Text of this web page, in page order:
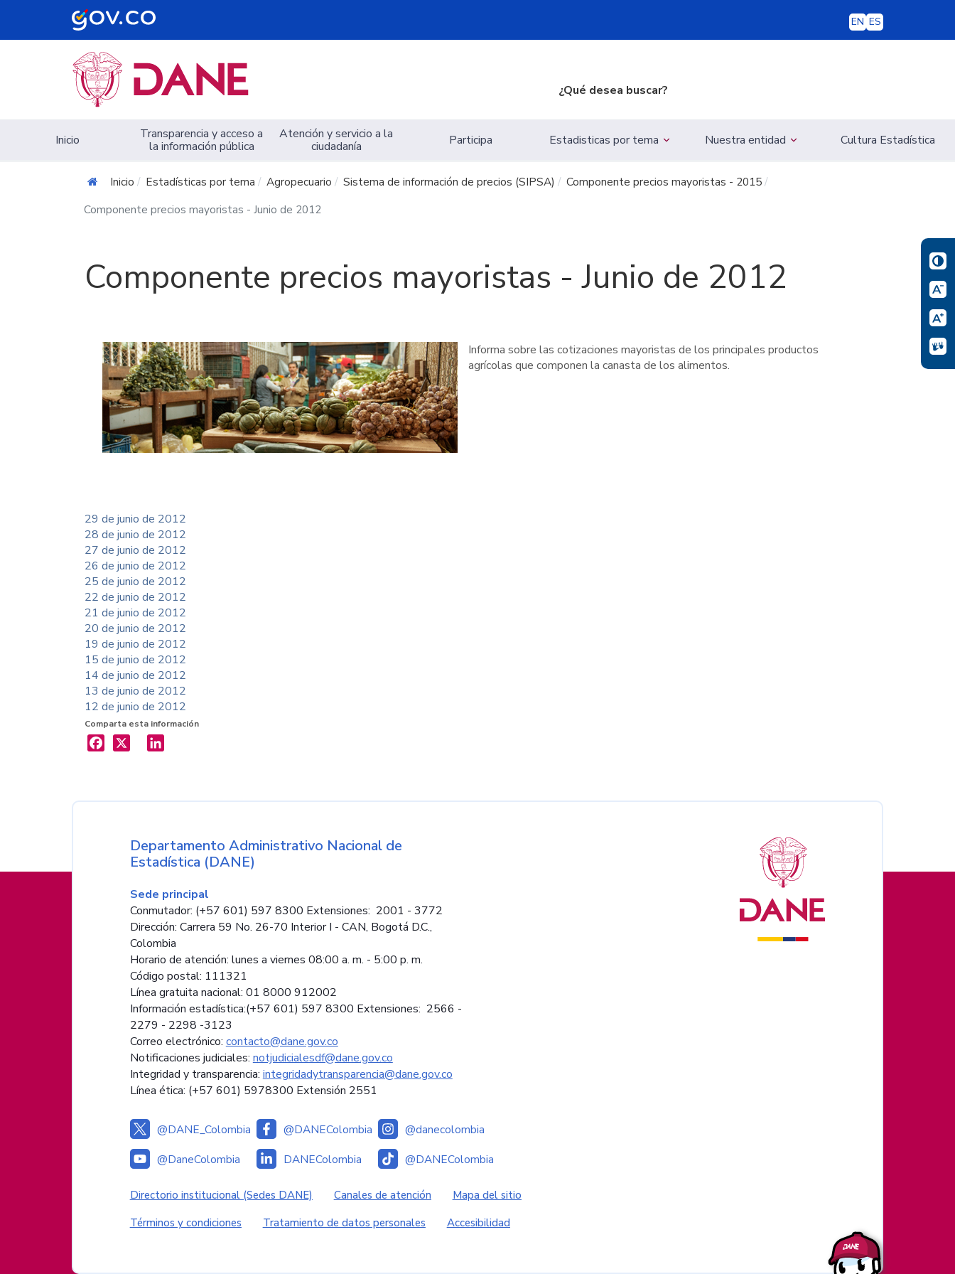
EN ES
¿Qué desea buscar?
Inicio
Transparencia y acceso a
la información pública
Atención y servicio a la
ciudadanía
Participa Estadisticas por tema Nuestra entidad Cultura Estadística
Inicio Estadísticas por tema Agropecuario Sistema de información de precios (SIPSA)
Componente precios mayoristas - 2015
Componente precios mayoristas - Junio de 2012
Componente precios mayoristas - Junio de 2012
Informa sobre las cotizaciones mayoristas de los principales productos
agrícolas que componen la canasta de los alimentos.
29 de junio de 2012
28 de junio de 2012
27 de junio de 2012
26 de junio de 2012
25 de junio de 2012
22 de junio de 2012
21 de junio de 2012
20 de junio de 2012
19 de junio de 2012
15 de junio de 2012
14 de junio de 2012
13 de junio de 2012
12 de junio de 2012
Comparta esta información
X LinkedIn
Información de pie de página
Nombre de la entidad
Departamento Administrativo Nacional de
Estadística (DANE)
Sede principal
Conmutador: (+57 601) 597 8300 Extensiones: 2001 - 3772
Dirección: Carrera 59 No. 26-70 Interior I - CAN, Bogotá D.C.,
Colombia
Horario de atención: lunes a viernes 08:00 a. m. - 5:00 p. m.
Código postal: 111321
Línea gratuita nacional: 01 8000 912002
Información estadística:(+57 601) 597 8300 Extensiones: 2566 -
2279 - 2298 -3123
Correo electrónico: contacto@dane.gov.co
Notificaciones judiciales: notjudicialesdf@dane.gov.co
Integridad y transparencia: integridadytransparencia@dane.gov.co
Línea ética: (+57 601) 5978300 Extensión 2551
@DANE_Colombia @DANEColombia
@danecolombia
@DaneColombia
DANEColombia @DANEColombia
Enlaces institucionales
Directorio institucional (Sedes DANE) Canales de atención Mapa del sitio
Enlaces del sitio
Términos y condiciones Tratamiento de datos personales Accesibilidad